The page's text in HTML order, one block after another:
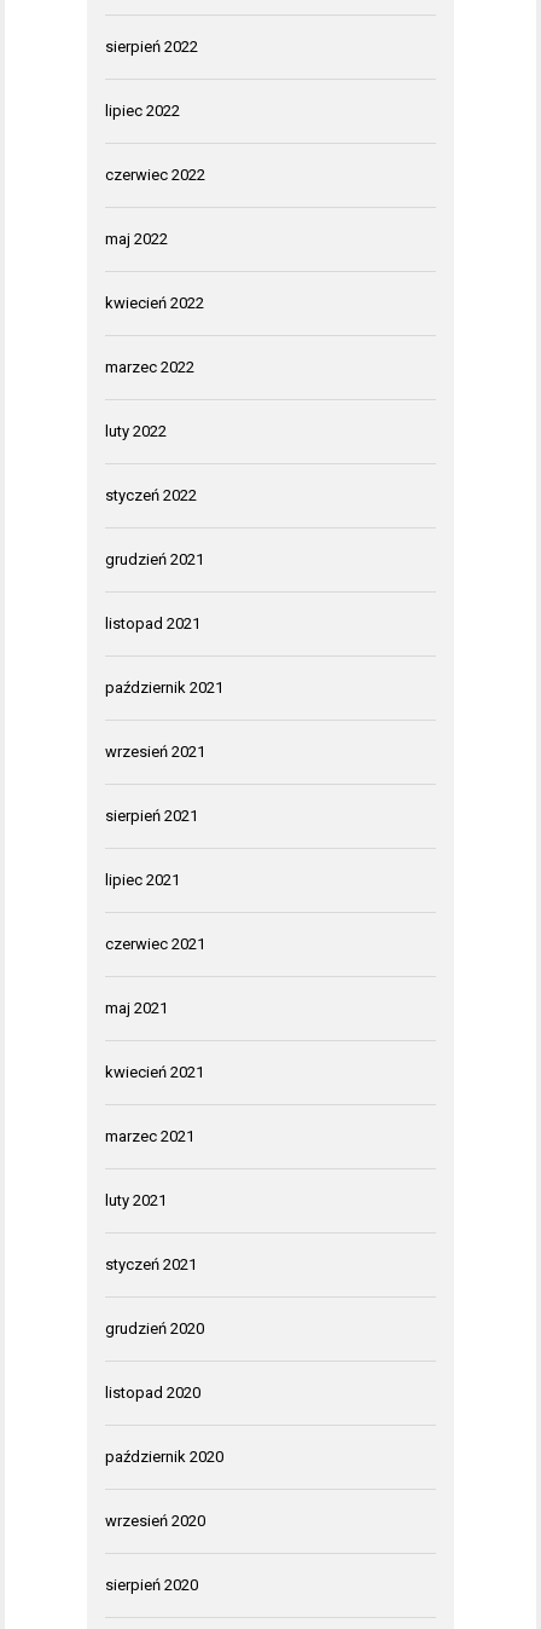
sierpień 2022
lipiec 2022
czerwiec 2022
maj 2022
kwiecień 2022
marzec 2022
luty 2022
styczeń 2022
grudzień 2021
listopad 2021
październik 2021
wrzesień 2021
sierpień 2021
lipiec 2021
czerwiec 2021
maj 2021
kwiecień 2021
marzec 2021
luty 2021
styczeń 2021
grudzień 2020
listopad 2020
październik 2020
wrzesień 2020
sierpień 2020